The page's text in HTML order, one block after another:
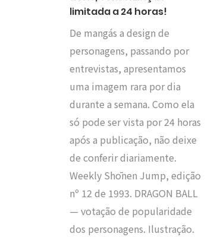
limitada a 24 horas!
De mangás a design de
personagens, passando por
entrevistas, apresentamos
uma imagem rara por dia
durante a semana. Como ela
só pode ser vista por 24 horas
após a publicação, não deixe
de conferir diariamente.
Weekly Shōnen Jump, edição
nº 12 de 1993. DRAGON BALL
— votação de popularidade
dos personagens. Ilustração.